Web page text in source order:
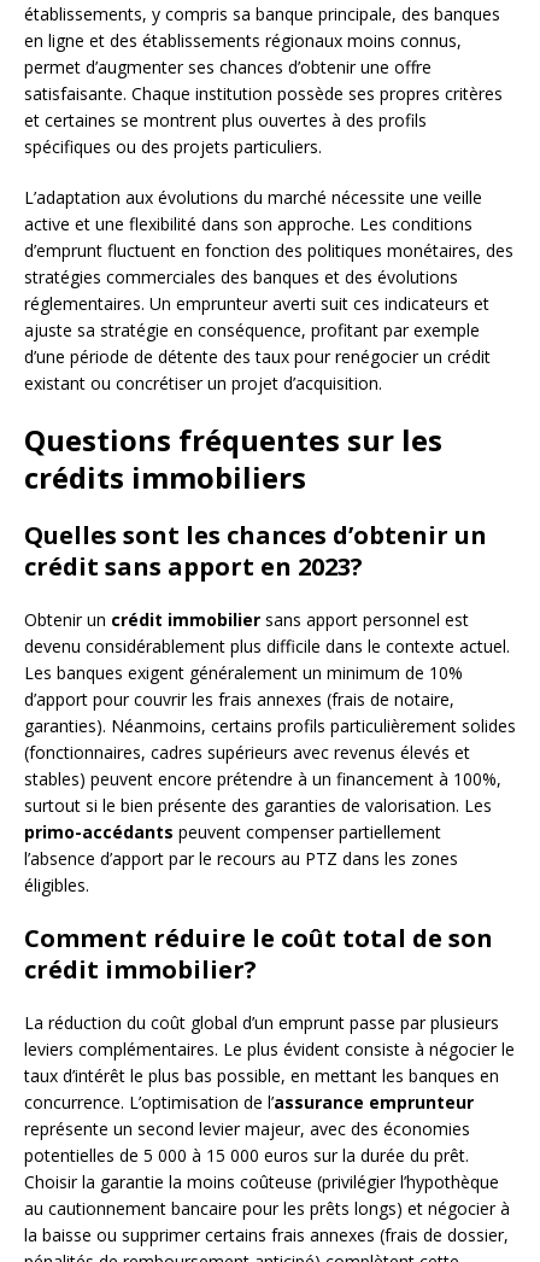
établissements, y compris sa banque principale, des banques
en ligne et des établissements régionaux moins connus,
permet d’augmenter ses chances d’obtenir une offre
satisfaisante. Chaque institution possède ses propres critères
et certaines se montrent plus ouvertes à des profils
spécifiques ou des projets particuliers.
L’adaptation aux évolutions du marché nécessite une veille
active et une flexibilité dans son approche. Les conditions
d’emprunt fluctuent en fonction des politiques monétaires, des
stratégies commerciales des banques et des évolutions
réglementaires. Un emprunteur averti suit ces indicateurs et
ajuste sa stratégie en conséquence, profitant par exemple
d’une période de détente des taux pour renégocier un crédit
existant ou concrétiser un projet d’acquisition.
Questions fréquentes sur les
crédits immobiliers
Quelles sont les chances d’obtenir un
crédit sans apport en 2023?
Obtenir un crédit immobilier sans apport personnel est
devenu considérablement plus difficile dans le contexte actuel.
Les banques exigent généralement un minimum de 10%
d’apport pour couvrir les frais annexes (frais de notaire,
garanties). Néanmoins, certains profils particulièrement solides
(fonctionnaires, cadres supérieurs avec revenus élevés et
stables) peuvent encore prétendre à un financement à 100%,
surtout si le bien présente des garanties de valorisation. Les
primo-accédants peuvent compenser partiellement
l’absence d’apport par le recours au PTZ dans les zones
éligibles.
Comment réduire le coût total de son
crédit immobilier?
La réduction du coût global d’un emprunt passe par plusieurs
leviers complémentaires. Le plus évident consiste à négocier le
taux d’intérêt le plus bas possible, en mettant les banques en
concurrence. L’optimisation de l’assurance emprunteur
représente un second levier majeur, avec des économies
potentielles de 5 000 à 15 000 euros sur la durée du prêt.
Choisir la garantie la moins coûteuse (privilégier l’hypothèque
au cautionnement bancaire pour les prêts longs) et négocier à
la baisse ou supprimer certains frais annexes (frais de dossier,